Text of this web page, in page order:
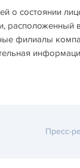
о состоянии
расположенный
филиалы
Пресс-